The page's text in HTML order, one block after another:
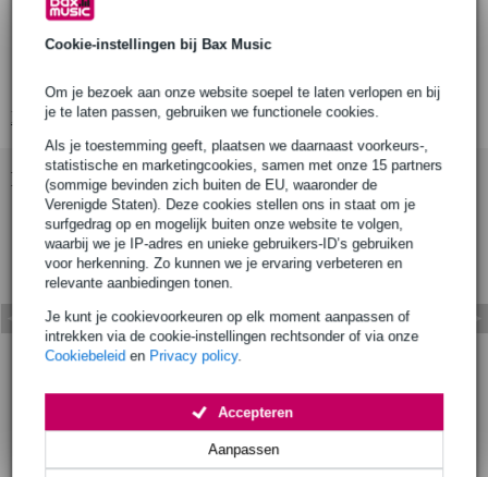
Cookie-instellingen bij Bax Music
Om je bezoek aan onze website soepel te laten verlopen en bij
je te laten passen, gebruiken we functionele cookies.
Als je toestemming geeft, plaatsen we daarnaast voorkeurs-,
statistische en marketingcookies, samen met onze 15 partners
(sommige bevinden zich buiten de EU, waaronder de
Verenigde Staten). Deze cookies stellen ons in staat om je
surfgedrag op en mogelijk buiten onze website te volgen,
waarbij we je IP-adres en unieke gebruikers-ID’s gebruiken
voor herkenning. Zo kunnen we je ervaring verbeteren en
relevante aanbiedingen tonen.
Je kunt je cookievoorkeuren op elk moment aanpassen of
intrekken via de cookie-instellingen rechtsonder of via onze
Cookiebeleid en Privacy policy.
Aanpassen
Accepteren
Werklastlimiet (WLL): 200 kg (verticaal)
Geschikt voor buisdiameter: 48-51 mm
Breedte klem: 50 mm
Bekijk alle productspecificaties
Bekijk ook eens (7)